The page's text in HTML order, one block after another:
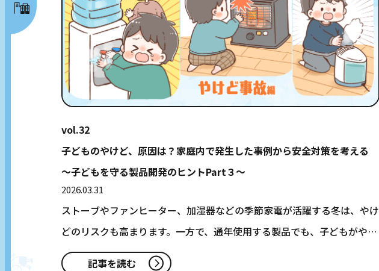
SPECIAL CONTENTS
知っておきたい
事故予防チェックカレンダー
COLUMN コラム
SEMINAR こどもセーフティセミナー
製品改良・開発のヒントに！
お役立ち情報
vol.32
子どものやけど、原因は？家庭内で発生した事例から安全対策を考える
〜子どもを守る製品開発のヒントPart３〜
2026.03.31
ストーブやファンヒーター、加湿器などの季節家電が活躍する冬は、やけ
どのリスクも高まります。一方で、通年使用する製品でも、子どもがやけ
どし…
記事を読む